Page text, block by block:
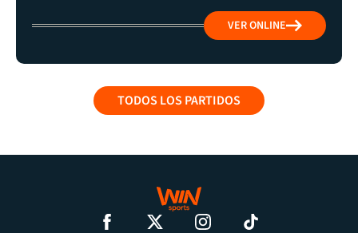
VER ONLINE
TODOS LOS PARTIDOS